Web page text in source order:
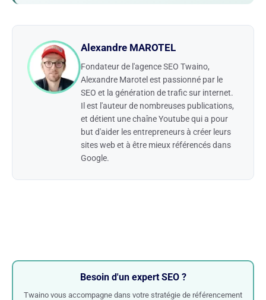
Alexandre MAROTEL
Fondateur de l'agence SEO Twaino,
Alexandre Marotel est passionné par le
SEO et la génération de trafic sur internet.
Il est l'auteur de nombreuses publications,
et détient une chaîne Youtube qui a pour
but d'aider les entrepreneurs à créer leurs
sites web et à être mieux référencés dans
Google.
Besoin d'un expert SEO ?
Twaino vous accompagne dans votre stratégie de référencement